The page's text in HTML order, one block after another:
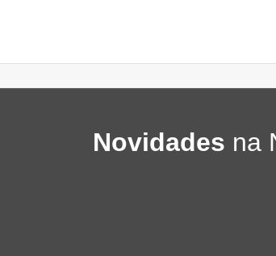
Novidades na